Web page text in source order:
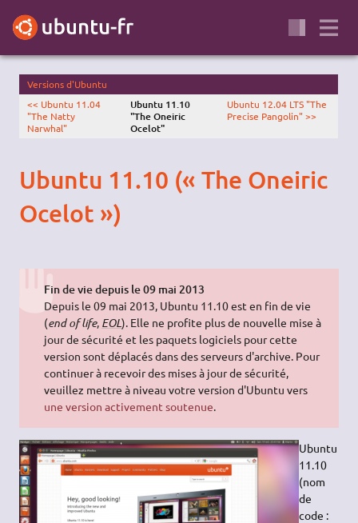
Versions d'Ubuntu
<< Ubuntu 11.04
"The Natty
Narwhal"
Ubuntu 11.10
"The Oneiric
Ocelot"
Ubuntu 12.04 LTS "The
Precise Pangolin" >>
Ubuntu 11.10 (« The Oneiric
Ocelot »)
Fin de vie depuis le 09 mai 2013
Depuis le 09 mai 2013, Ubuntu 11.10 est en fin de vie
(end of life, EOL). Elle ne profite plus de nouvelle mise à
jour de sécurité et les paquets logiciels pour cette
version sont déplacés dans des serveurs d'archive. Pour
continuer à recevoir des mises à jour de sécurité,
veuillez mettre à niveau votre version d'Ubuntu vers
une version activement soutenue.
Ubuntu
11.10
(nom
de
code :